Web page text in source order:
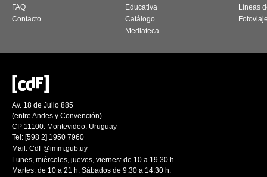
FAQ
Contacto
Educativa
Catálogo
Mediateca
Líneas
Av. 18 de Julio 885
(entre Andes y Convención)
CP 11100. Montevideo. Uruguay
Tel: [598 2] 1950 7960
Mail: CdF@imm.gub.uy
Lunes, miércoles, jueves, viernes: de 10 a 19.30 h.
Martes: de 10 a 21 h. Sábados de 9.30 a 14.30 h.